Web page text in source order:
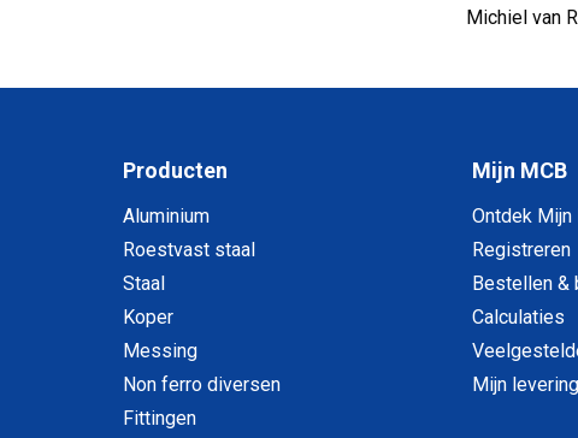
Michiel van
Producten
Aluminium
Roestvast staal
Staal
Koper
Messing
Non ferro diversen
Fittingen
Mijn MCB
Ontdek Mijn
Registreren
Bestellen &
Calculaties
Mijn